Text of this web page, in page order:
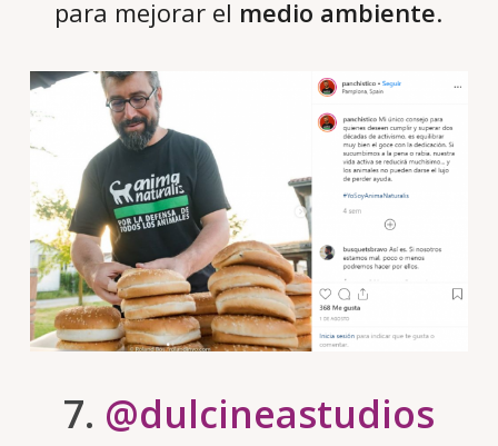
para mejorar el medio ambiente.
7. @dulcineastudios